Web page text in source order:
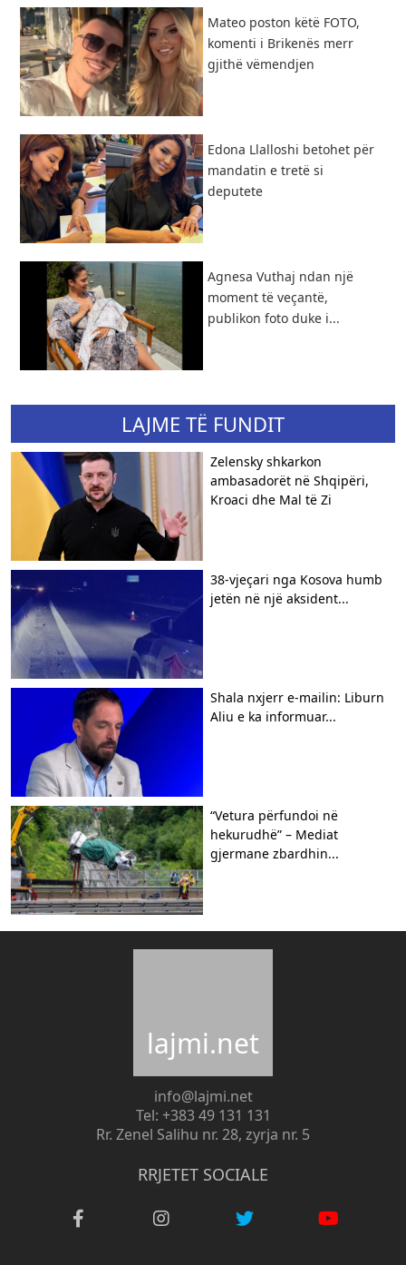
Mateo poston këtë FOTO,
komenti i Brikenës merr
gjithë vëmendjen
Edona Llalloshi betohet për
mandatin e tretë si
deputete
Agnesa Vuthaj ndan një
moment të veçantë,
publikon foto duke i...
LAJME TË FUNDIT
Zelensky shkarkon
ambasadorët në Shqipëri,
Kroaci dhe Mal të Zi
38-vjeçari nga Kosova humb
jetën në një aksident...
Shala nxjerr e-mailin: Liburn
Aliu e ka informuar...
“Vetura përfundoi në
hekurudhë” – Mediat
gjermane zbardhin...
lajmi.net
info@lajmi.net
Tel: +383 49 131 131
Rr. Zenel Salihu nr. 28, zyrja nr. 5
RRJETET SOCIALE